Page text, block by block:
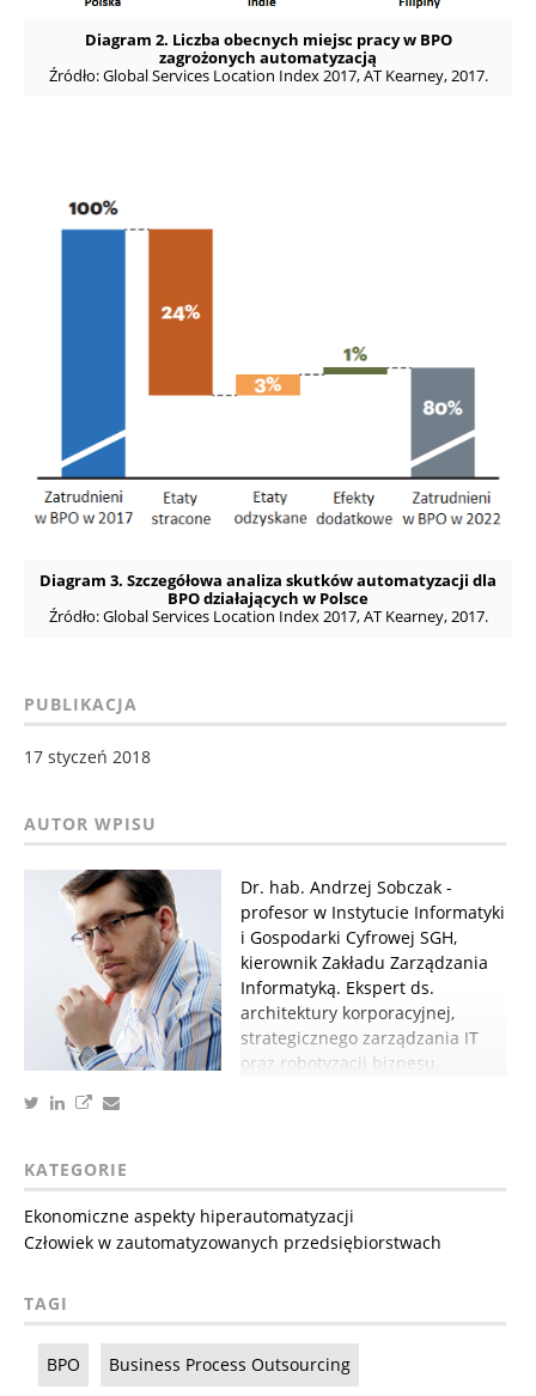
Diagram 2. Liczba obecnych miejsc pracy w BPO
zagrożonych automatyzacją
Źródło: Global Services Location Index 2017, AT Kearney, 2017.
Diagram 3. Szczegółowa analiza skutków automatyzacji dla
BPO działających w Polsce
Źródło: Global Services Location Index 2017, AT Kearney, 2017.
PUBLIKACJA
17 styczeń 2018
Dr. hab. Andrzej Sobczak -
profesor w Instytucie Informatyki
i Gospodarki Cyfrowej SGH,
kierownik Zakładu Zarządzania
Informatyką. Ekspert ds.
architektury korporacyjnej,
strategicznego zarządzania IT
oraz robotyzacji biznesu.
KATEGORIE
Ekonomiczne aspekty hiperautomatyzacji
Człowiek w zautomatyzowanych przedsiębiorstwach
TAGI
BPO Business Process Outsourcing